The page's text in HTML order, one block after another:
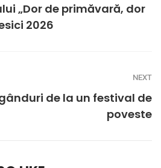
„Dor de primăvară, dor
2026
NEXT
de la un festival de
poveste